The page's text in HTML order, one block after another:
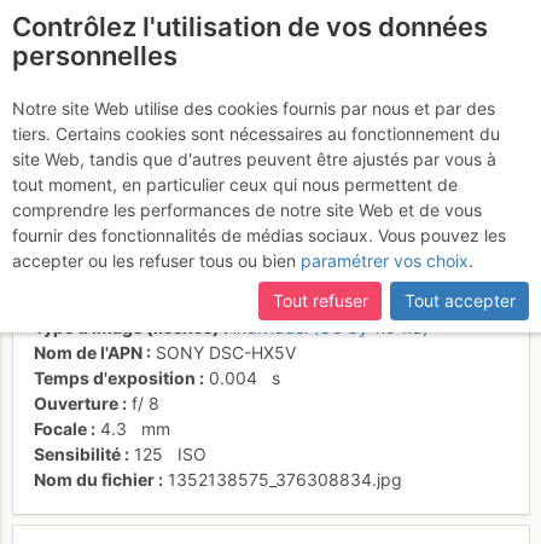
Voie normale d'été
(plâtrée)
Activités
Date/heure
individuel (CC by-nc-nd)
Nom de l'APN
SONY DSC-HX5V
Temps d'exposition
0.004
s
Ouverture
f/ 8
Focale
4.3
mm
Sensibilité
125
ISO
Nom du fichier
1352138575_376308834.jpg
Contrôlez l'utilisation de vos données
personnelles
Notre site Web utilise des cookies fournis par nous et par des
tiers. Certains cookies sont nécessaires au fonctionnement du
site Web, tandis que d'autres peuvent être ajustés par vous à
tout moment, en particulier ceux qui nous permettent de
comprendre les performances de notre site Web et de vous
fournir des fonctionnalités de médias sociaux. Vous pouvez les
accepter ou les refuser tous ou bien paramétrer vos choix.
Tout refuser
Tout accepter